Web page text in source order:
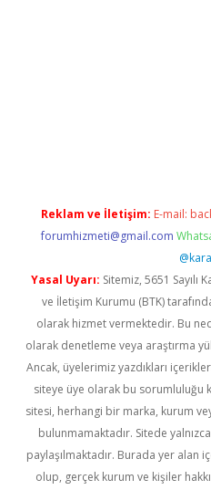
Reklam ve İletişim: E-mail:
forumhizmeti@gmail.com
Yasal Uyarı: Sitemiz, 5651 Sayılı
ve İletişim Kurumu (BTK)
olarak hizmet vermektedir. Bu
olarak denetleme veya araştırma
Ancak, üyelerimiz yazdıkları
siteye üye olarak bu sorumluluğu
sitesi, herhangi bir marka, kurum
bulunmamaktadır. Sitede
paylaşılmaktadır. Burada yer alan
olup, gerçek kurum ve kişiler